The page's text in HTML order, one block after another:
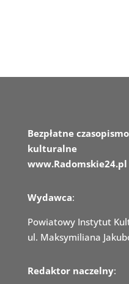
Bezpłatne
kulturalne
www.Radomskie24.pl
Wydawca:
Powiatowy Instytut
ul. Maksymiliana
Redaktor naczelny: